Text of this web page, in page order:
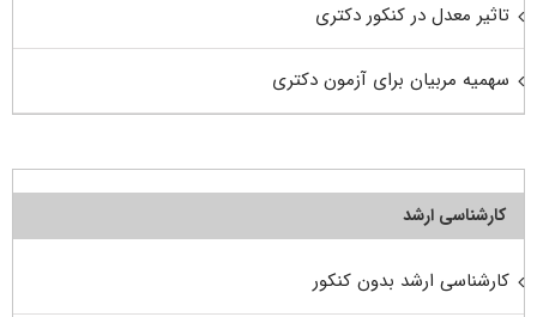
تاثیر معدل در کنکور دکتری
سهمیه مربیان برای آزمون دکتری
کارشناسی ارشد
کارشناسی ارشد بدون کنکور